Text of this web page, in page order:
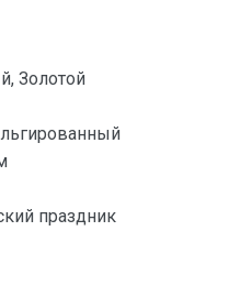
Золотой
праздник